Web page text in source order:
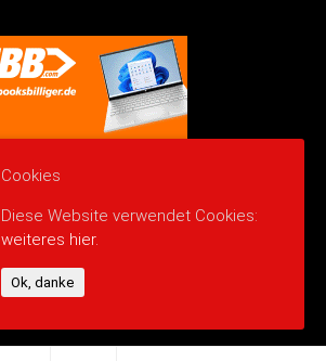
Cookies
Diese Website verwendet Cookies:
weiteres hier.
Ok, danke